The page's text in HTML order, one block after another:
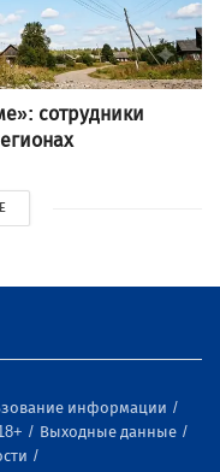
сотрудники
информации
Выходные данные